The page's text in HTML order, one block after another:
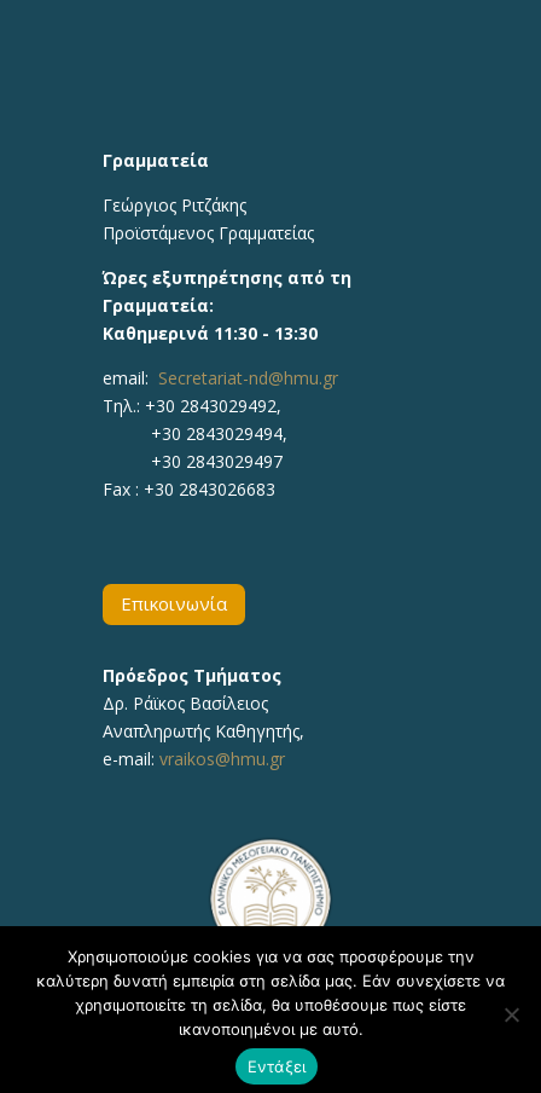
Γραμματεία
Γεώργιος Ριτζάκης
Προϊστάμενος Γραμματείας
Ώρες εξυπηρέτησης από τη
Γραμματεία:
Καθημερινά 11:30 - 13:30
email: Secretariat-nd@hmu.gr
Τηλ.: +30 2843029492,
+30 2843029494,
+30 2843029497
Fax : +30 2843026683
Επικοινωνία
Πρόεδρος Τμήματος
Δρ. Ράϊκος Βασίλειος
Αναπληρωτής Καθηγητής,
e-mail: vraikos@hmu.gr
Copyright © 2020, ΕΛΜΕΠΑ Τμήμα Υποστήριξης
Εκπαιδευτικών Διαδικασιών - Δ/νση Πληροφορικής
Χρησιμοποιούμε cookies για να σας προσφέρουμε την
καλύτερη δυνατή εμπειρία στη σελίδα μας. Εάν συνεχίσετε να
χρησιμοποιείτε τη σελίδα, θα υποθέσουμε πως είστε
ικανοποιημένοι με αυτό.
Εντάξει